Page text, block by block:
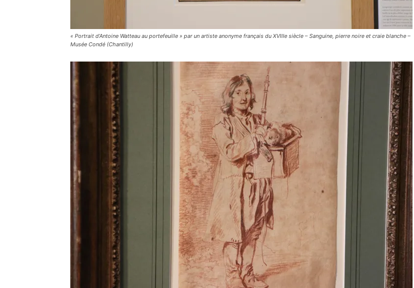
« Portrait d’Antoine Watteau au portefeuille » par un artiste anonyme français du XVIIIe siècle – Sanguine, pierre noire et craie blanche –
Musée Condé (Chantilly)